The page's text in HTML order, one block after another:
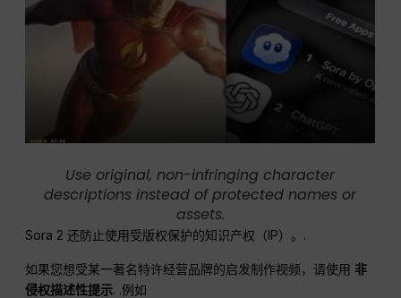
Use original, non-infringing character
descriptions instead of protected names or
assets.
Sora 2 还防止使用受版权保护的知识产权（IP）。.
如果您想受某一著名特许经营品牌的启发制作视频，请使用 非
侵权描述性提示. .例如